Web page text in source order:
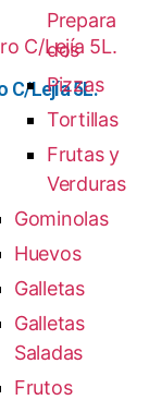
C/Lejía 5L.
Prepara
dos
Pizzas
Tortillas
Frutas y
Verduras
Gominolas
Huevos
Galletas
Galletas
Saladas
Frutos